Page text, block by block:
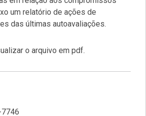
um relatório de ações de
das últimas autoavaliações.
o arquivo em pdf.
7746